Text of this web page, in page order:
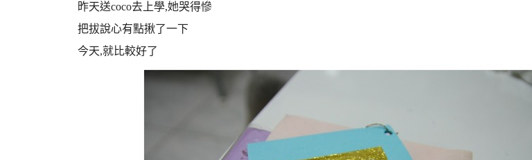
昨天送coco去上學,她哭得慘
把拔說心有點揪了一下
今天,就比較好了